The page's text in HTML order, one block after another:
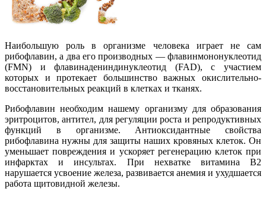
Наибольшую роль в организме человека играет не сам
рибофлавин, а два его производных — флавинмононуклеотид
(FMN) и флавинадениндинуклеотид (FAD), с участием
которых и протекает большинство важных окислительно-
восстановительных реакций в клетках и тканях.
Рибофлавин необходим нашему организму для образования
эритроцитов, антител, для регуляции роста и репродуктивных
функций в организме. Антиоксидантные свойства
рибофлавина нужны для защиты наших кровяных клеток. Он
уменьшает повреждения и ускоряет регенерацию клеток при
инфарктах и инсультах. При нехватке витамина В2
нарушается усвоение железа, развивается анемия и ухудшается
работа щитовидной железы.